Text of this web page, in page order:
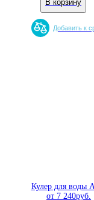
В корзину
Добавить к
Кулер для воды
от 7 240руб.